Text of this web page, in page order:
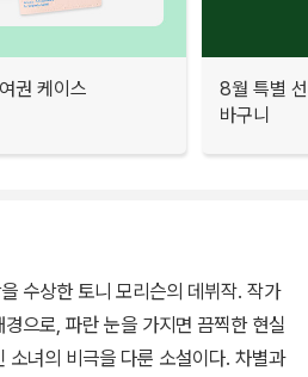
권 케이스
8월 특별
바구니
수상한 토니 모리슨의 데뷔작. 작가
으로, 파란 눈을 가지면 끔찍한 현실
소녀의 비극을 다룬 소설이다. 차별과